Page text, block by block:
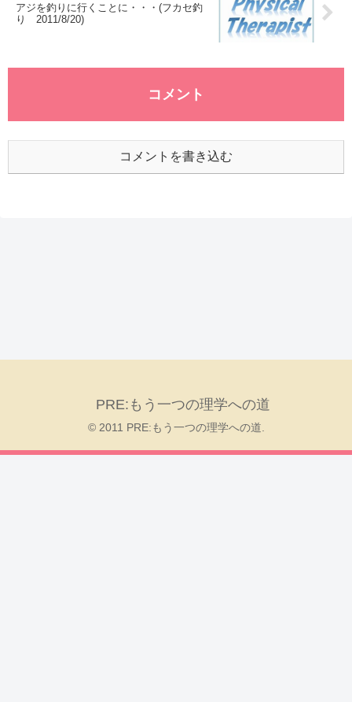
アジを釣りに行くことに・・・(フカセ釣
り 2011/8/20)
コメント
コメントを書き込む
PRE:もう一つの理学への道
© 2011 PRE:もう一つの理学への道.